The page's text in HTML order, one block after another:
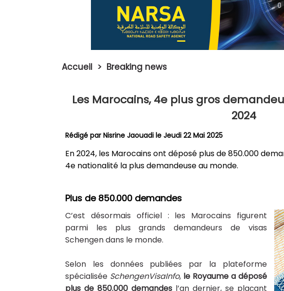
Accueil > Breaking news
Les Marocains, 4e plus gros
2024
Rédigé parNisrine Jaouadi le Jeudi 22 Mai 2025
En 2024, les Marocains ont déposé plus de 850.000
4e nationalité la plus demandeuse au monde.
Plus de 850.000 demandes
C’est désormais officiel : les Marocains figurent
parmi les plus grands demandeurs de visas
Schengen dans le monde.
Selon les données publiées par la plateforme
spécialisée SchengenVisaInfo, le Royaume a déposé
plus de 850.000 demandes l’an dernier, se plaçant